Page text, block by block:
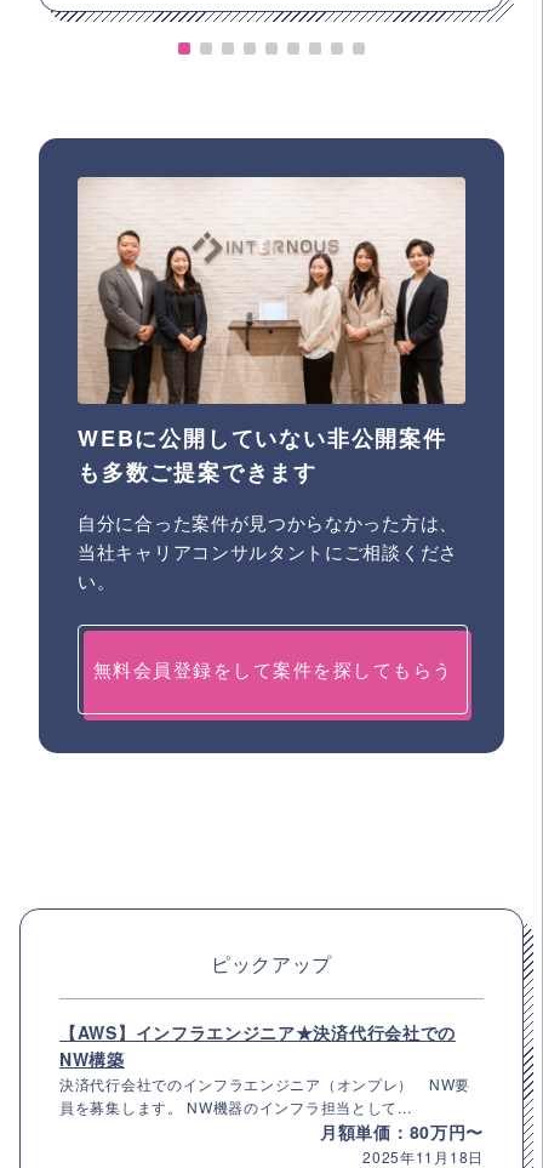
WEBに公開していない非公開案件
も多数ご提案できます
自分に合った案件が見つからなかった方は、
当社キャリアコンサルタントにご相談くださ
い。
無料会員登録をして案件を探してもらう
ピックアップ
【AWS】インフラエンジニア★決済代行会社での
NW構築
決済代行会社でのインフラエンジニア（オンプレ） NW要
員を募集します。 NW機器のインフラ担当として...
月額単価：80万円〜
2025年11月18日